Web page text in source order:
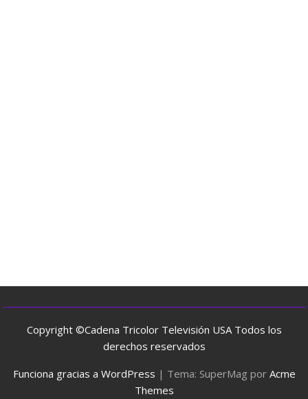
Copyright ©Cadena Tricolor Televisión USA Todos los
derechos reservados
Funciona gracias a WordPress | Tema: SuperMag por Acme
Themes